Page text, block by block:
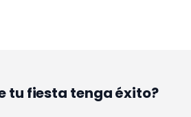
tu fiesta tenga éxito?